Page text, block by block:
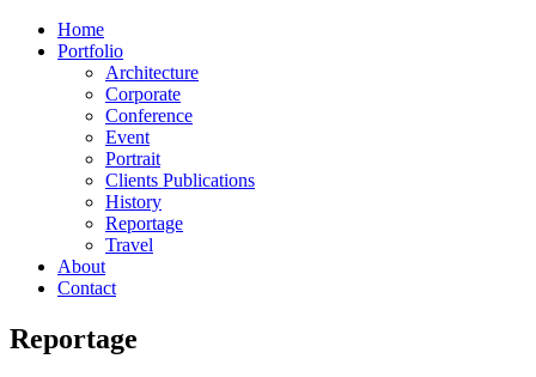
Home
Portfolio
Architecture
Corporate
Conference
Event
Portrait
Clients Publications
History
Reportage
Travel
About
Contact
Reportage